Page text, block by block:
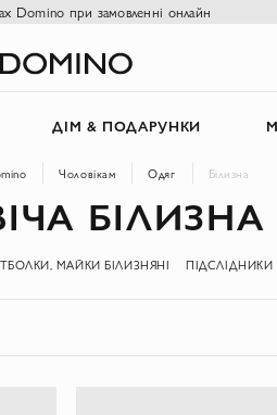
Domino при замовленні онлайн
ДІМ & ПОДАРУНКИ
Чоловікам Одяг Білизна
БІЛИЗНА
МАЙКИ БІЛИЗНЯНІ ПІДСЛІДНИКИ